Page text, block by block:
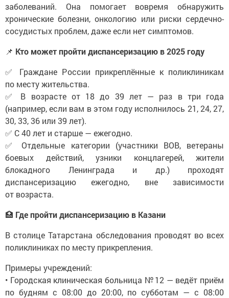
заболеваний. Она помогает вовремя обнаружить
хронические болезни, онкологию или риски сердечно-
сосудистых проблем, даже если нет симптомов.
📌 Кто может пройти диспансеризацию в 2025 году
✅ Граждане России прикреплённые к поликлиникам
по месту жительства.
✅ В возрасте от 18 до 39 лет — раз в три года
(например, если вам в этом году исполнилось 21, 24, 27,
30, 33, 36 или 39 лет).
✅ С 40 лет и старше — ежегодно.
✅ Отдельные категории (участники ВОВ, ветераны
боевых действий, узники концлагерей, жители
блокадного Ленинграда и др.) проходят
диспансеризацию ежегодно, вне зависимости
от возраста.
🏥 Где пройти диспансеризацию в Казани
В столице Татарстана обследования проводят во всех
поликлиниках по месту прикрепления.
Примеры учреждений:
• Городская клиническая больница № 12 — ведёт приём
по будням с 08:00 до 20:00, по субботам — с 08:00